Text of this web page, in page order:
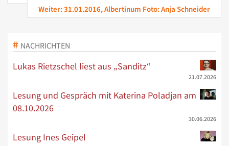
Weiter: 31.01.2016, Albertinum Foto: Anja Schneider
NACHRICHTEN
Lukas Rietzschel liest aus „Sanditz“
21.07.2026
Lesung und Gespräch mit Katerina Poladjan am
08.10.2026
30.06.2026
Lesung Ines Geipel